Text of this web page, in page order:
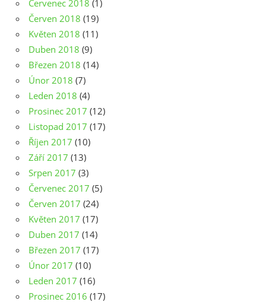
Červenec 2018 (1)
Červen 2018 (19)
Květen 2018 (11)
Duben 2018 (9)
Březen 2018 (14)
Únor 2018 (7)
Leden 2018 (4)
Prosinec 2017 (12)
Listopad 2017 (17)
Říjen 2017 (10)
Září 2017 (13)
Srpen 2017 (3)
Červenec 2017 (5)
Červen 2017 (24)
Květen 2017 (17)
Duben 2017 (14)
Březen 2017 (17)
Únor 2017 (10)
Leden 2017 (16)
Prosinec 2016 (17)